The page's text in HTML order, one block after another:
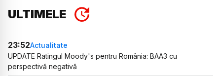
ULTIMELE
23:52Actualitate
UPDATE Ratingul Moody's pentru România: BAA3 cu
perspectivă negativă